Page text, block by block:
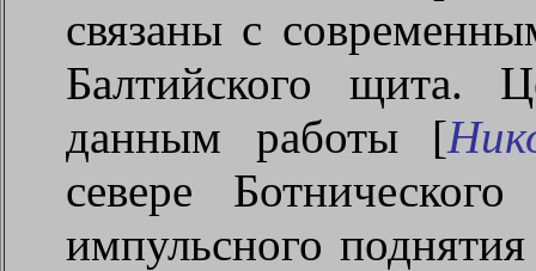
связаны с
Балтийского щита.
данным работы [
севере
импульсного